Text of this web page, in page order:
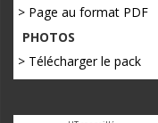
> Page au format PDF
PHOTOS
> Télécharger le pack